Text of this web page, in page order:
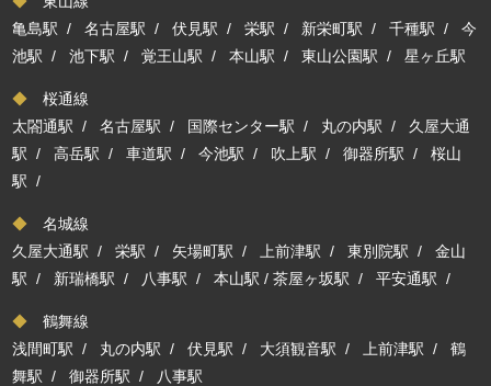
亀島駅 /名古屋駅 /伏見駅 /栄駅 / 新栄町駅 /千種駅 /今
池駅 /池下駅 /覚王山駅 /本山駅 /東山公園駅 /星ヶ丘駅
◆ 桜通線
太閤通駅 /名古屋駅 / 国際センター駅 / 丸の内駅 / 久屋大通
駅 /高岳駅 /車道駅 /今池駅 / 吹上駅 /御器所駅 /桜山
駅 /
◆ 名城線
久屋大通駅 /栄駅 / 矢場町駅 / 上前津駅 /東別院駅 /金山
駅 / 新瑞橋駅 / 八事駅 /本山駅 /茶屋ヶ坂駅 /平安通駅 /
◆ 鶴舞線
浅間町駅 / 丸の内駅 /伏見駅 / 大須観音駅 / 上前津駅 /鶴
舞駅 /御器所駅 / 八事駅